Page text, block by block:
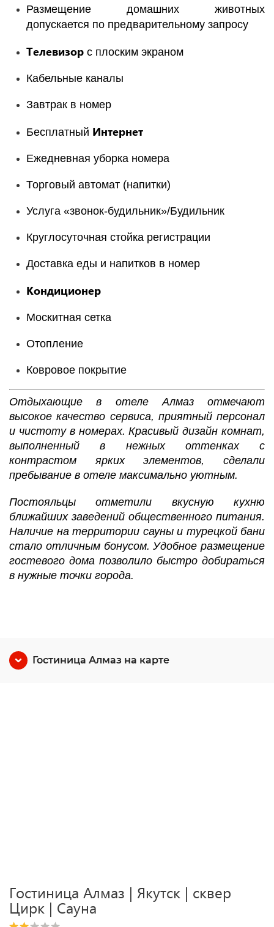
Размещение домашних животных
допускается по предварительному запросу
Телевизор с плоским экраном
Кабельные каналы
Завтрак в номер
Бесплатный Интернет
Ежедневная уборка номера
Торговый автомат (напитки)
Услуга «звонок-будильник»/Будильник
Круглосуточная стойка регистрации
Доставка еды и напитков в номер
Кондиционер
Москитная сетка
Отопление
Ковровое покрытие
Отдыхающие в отеле Алмаз отмечают
высокое качество сервиса, приятный персонал
и чистоту в номерах. Красивый дизайн комнат,
выполненный в нежных оттенках с
контрастом ярких элементов, сделали
пребывание в отеле максимально уютным.
Постояльцы отметили вкусную кухню
ближайших заведений общественного питания.
Наличие на территории сауны и турецкой бани
стало отличным бонусом. Удобное размещение
гостевого дома позволило быстро добираться
в нужные точки города.
Гостиница Алмаз на карте
Гостиница Алмаз | Якутск | сквер
Цирк | Сауна